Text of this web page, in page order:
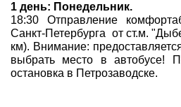
1 день: Понедельник.
18:30 Отправление
Санкт-Петербурга от ст.м.
км). Внимание:
выбрать место в автобусе!
остановка в Петрозаводске.